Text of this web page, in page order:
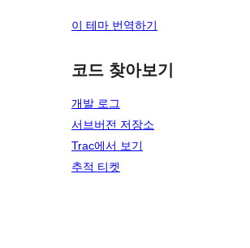
이 테마 번역하기
코드 찾아보기
개발 로그
서브버전 저장소
Trac에서 보기
추적 티켓